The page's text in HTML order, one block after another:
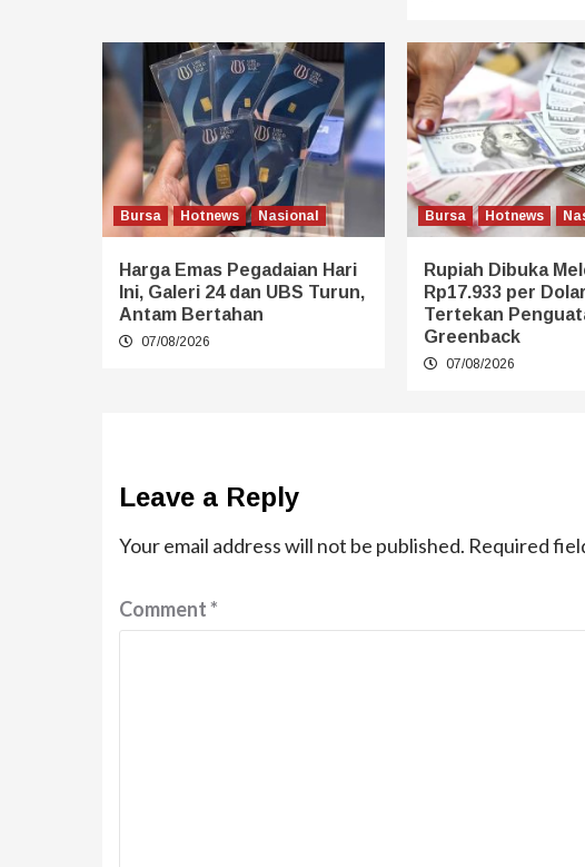
Bursa Hotnews Nasional
Harga Emas Pegadaian Hari
Ini, Galeri 24 dan UBS Turun,
Antam Bertahan
07/08/2026
Bursa Hotnews
Rupiah Dibuka
Rp17.933 per
Tertekan
Greenback
07/08/2026
Leave a Reply
Your email address will not be published. Required
Comment*